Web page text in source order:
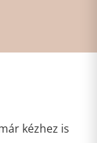
kézhez is